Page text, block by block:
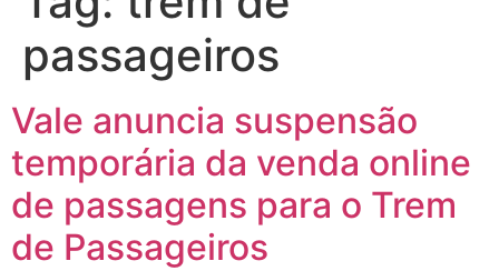
passageiros
Vale anuncia suspensão
temporária da venda online
de passagens para o Trem
de Passageiros